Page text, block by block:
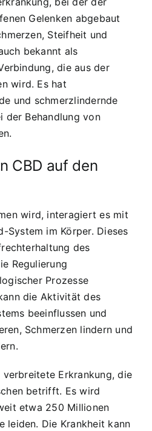
Gelenken abgebaut
Steifheit und
bekannt als
die aus der
wird. Es hat
und schmerzlindernde
der Behandlung von
CBD auf den
wird, interagiert es mit
System im Körper. Dieses
des
Regulierung
Prozesse
die Aktivität des
beeinflussen und
Schmerzen lindern und
Erkrankung, die
betrifft. Es wird
etwa 250 Millionen
leiden. Die Krankheit kann